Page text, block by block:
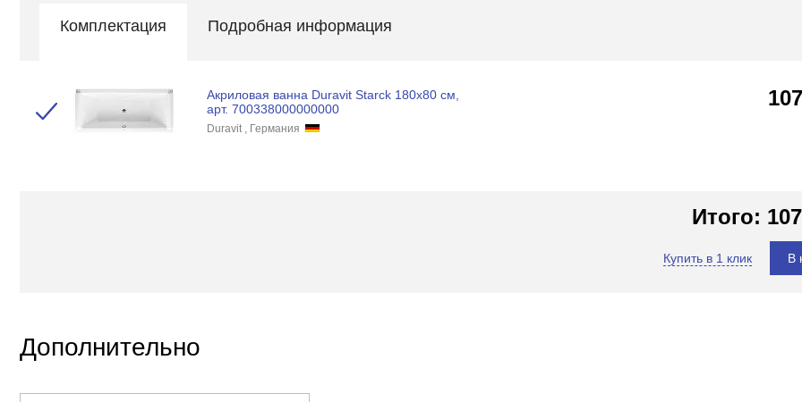
Комплектация Подробная информация
Акриловая ванна Duravit Starck 180x80 см,
арт. 700338000000000
Duravit , Германия
Итого:
Купить в 1 клик В
Дополнительно